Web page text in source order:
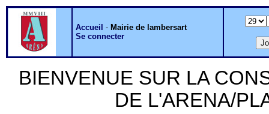
Accueil - Mairie de lambersart
Se connecter
BIENVENUE SUR LA
DE L'ARENA/